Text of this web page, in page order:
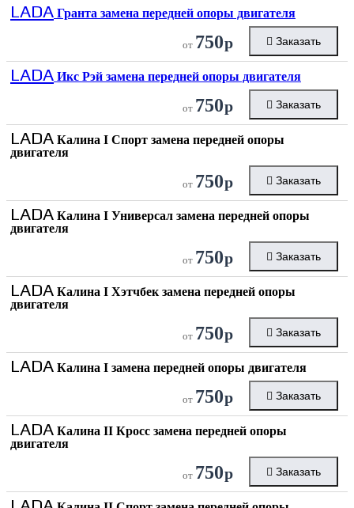
LADA Гранта замена передней опоры двигателя
от 750р Заказать
LADA Икс Рэй замена передней опоры двигателя
от 750р Заказать
LADA Калина I Спорт замена передней опоры
двигателя
от 750р Заказать
LADA Калина I Универсал замена передней опоры
двигателя
от 750р Заказать
LADA Калина I Хэтчбек замена передней опоры
двигателя
от 750р Заказать
LADA Калина I замена передней опоры двигателя
от 750р Заказать
LADA Калина II Кросс замена передней опоры
двигателя
от 750р Заказать